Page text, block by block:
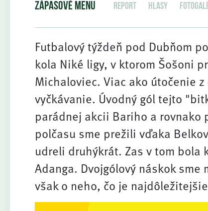
ZÁPASOVÉ MENU Report Hlasy
Futbalový týždeň pod Dubňom
kola Niké ligy, v ktorom Šošoni
Michaloviec. Viac ako útočenie
vyčkávanie. Úvodný gól tejto
parádnej akcii Bariho a rovnako
polčasu sme prežili vďaka
udreli druhýkrát. Zas v tom bola
Adanga. Dvojgólový náskok
však o neho, čo je